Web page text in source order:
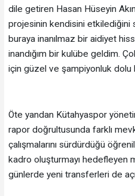
dile getiren Hasan Hüseyin
projesinin kendisini etkilediğini
buraya inanılmaz bir aidiyet
inandığım bir kulübe geldim.
için güzel ve şampiyonluk dolu
Öte yandan Kütahyaspor
rapor doğrultusunda farklı
çalışmalarını sürdürdüğü
kadro oluşturmayı hedefleyen
günlerde yeni transferleri de